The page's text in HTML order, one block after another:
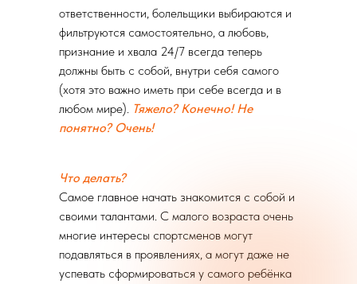
ответственности, болельщики выбираются и
фильтруются самостоятельно, а любовь,
признание и хвала 24/7 всегда теперь
должны быть с собой, внутри себя самого
(хотя это важно иметь при себе всегда и в
любом мире). Тяжело? Конечно! Не
понятно? Очень!
Что делать?
Самое главное начать знакомится с собой и
своими талантами. С малого возраста очень
многие интересы спортсменов могут
подавляться в проявлениях, а могут даже не
успевать сформироваться у самого ребёнка